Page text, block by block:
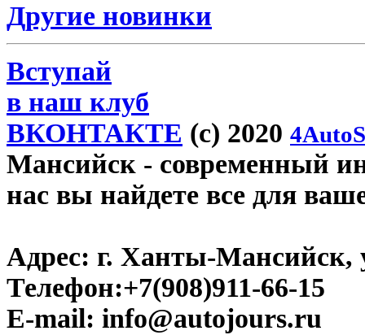
Другие новинки
Вступай
в наш клуб
ВКОНТАКТЕ (c) 2020
Мансийск - современный
нас вы найдете все для
Адрес: г. Ханты-Мансийск,
Телефон:+7(908)911-66-15
E-mail: info@autojours.ru